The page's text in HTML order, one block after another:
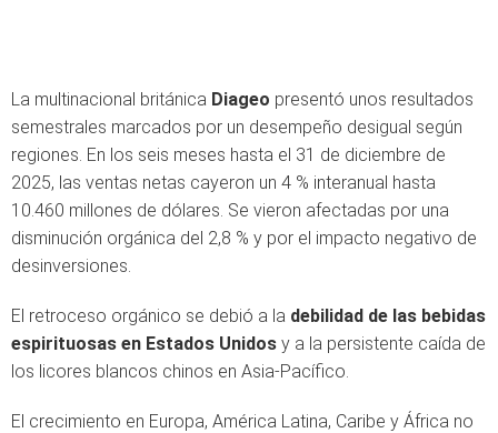
La multinacional británica Diageo presentó unos resultados
semestrales marcados por un desempeño desigual según
regiones. En los seis meses hasta el 31 de diciembre de
2025, las ventas netas cayeron un 4 % interanual hasta
10.460 millones de dólares. Se vieron afectadas por una
disminución orgánica del 2,8 % y por el impacto negativo de
desinversiones.
El retroceso orgánico se debió a la debilidad de las bebidas
espirituosas en Estados Unidos y a la persistente caída de
los licores blancos chinos en Asia-Pacífico.
El crecimiento en Europa, América Latina, Caribe y África no